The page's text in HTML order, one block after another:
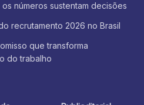
números sustentam decisões
recrutamento 2026 no Brasil
que transforma
do trabalho